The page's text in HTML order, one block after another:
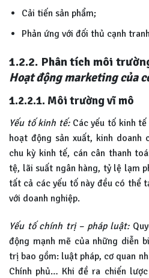
Cải tiến sản phẩm;
Phản ứng với đối thủ cạnh
1.2.2. Phân tích môi
Hoạt động marketing của
1.2.2.1. Môi trường vĩ mô
Yếu tố kinh tế:Các yếu tố kinh tế
hoạt động sản xuất, kinh doanh
chu kỳ kinh tế, cán cân thanh
tệ, lãi suất ngân hàng, tỷ lệ lạm
tất cả các yếu tố này đều có thể
với doanh nghiệp.
Yếu tố chính trị – pháp luật:
động mạnh mẽ của những diễn
trị bao gồm: luật pháp, cơ quan
Chính phủ… Khi đề ra chiến